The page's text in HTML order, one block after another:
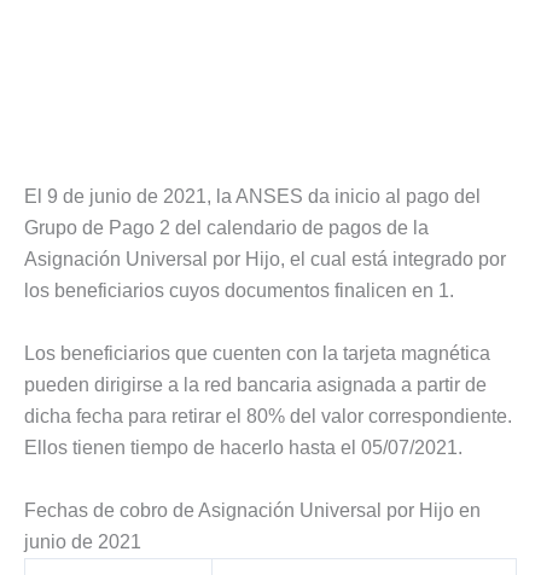
El 9 de junio de 2021, la ANSES da inicio al pago del
Grupo de Pago 2 del calendario de pagos de la
Asignación Universal por Hijo, el cual está integrado por
los beneficiarios cuyos documentos finalicen en 1.
Los beneficiarios que cuenten con la tarjeta magnética
pueden dirigirse a la red bancaria asignada a partir de
dicha fecha para retirar el 80% del valor correspondiente.
Ellos tienen tiempo de hacerlo hasta el 05/07/2021.
Fechas de cobro de Asignación Universal por Hijo en
junio de 2021